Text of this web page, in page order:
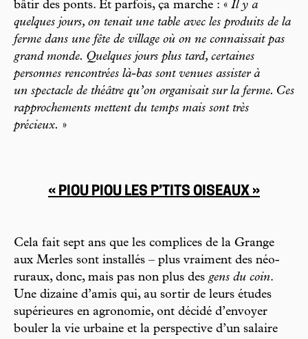
bâtir des ponts. Et parfois, ça marche : « Il y a
quelques jours, on tenait une table avec les produits de la
ferme dans une fête de village où on ne connaissait pas
grand monde. Quelques jours plus tard, certaines
personnes rencontrées là-bas sont venues assister à
un spectacle de théâtre qu’on organisait sur la ferme. Ces
rapprochements mettent du temps mais sont très
précieux. »
« PIOU PIOU LES P’TITS OISEAUX »
Cela fait sept ans que les complices de la Grange
aux Merles sont installés – plus vraiment des néo-
ruraux, donc, mais pas non plus des gens du coin.
Une dizaine d’amis qui, au sortir de leurs études
supérieures en agronomie, ont décidé d’envoyer
bouler la vie urbaine et la perspective d’un salaire